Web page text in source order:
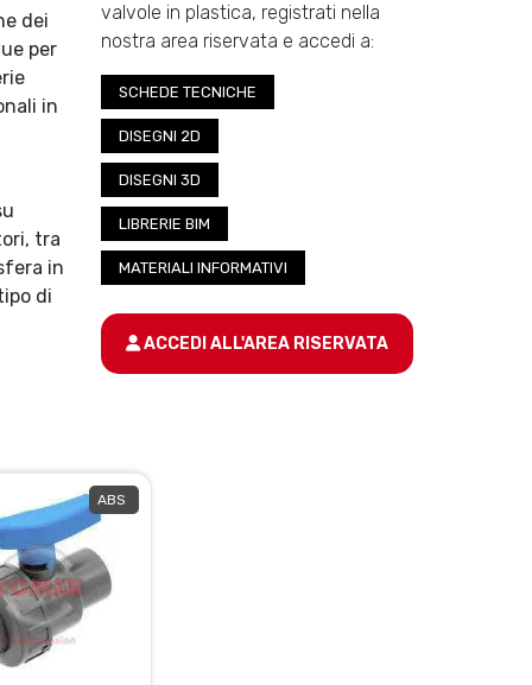
dei
per
in
tra
in
di
valvole in plastica, registrati nella
nostra area riservata e accedi a:
SCHEDE TECNICHE
DISEGNI 2D
DISEGNI 3D
LIBRERIE BIM
MATERIALI INFORMATIVI
ACCEDI ALL'AREA RISERVATA
ABS